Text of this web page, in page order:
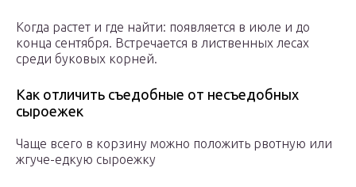
Когда растет и где найти: появляется в июле и до
конца сентября. Встречается в лиственных лесах
среди буковых корней.
Как отличить съедобные от несъедобных
сыроежек
Чаще всего в корзину можно положить рвотную или
жгуче-едкую сыроежку